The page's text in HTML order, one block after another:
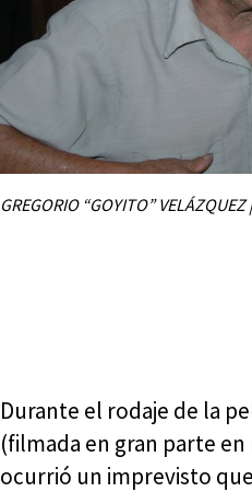
GREGORIO “GOYITO”
Durante el rodaje de la
(filmada en gran parte
ocurrió un imprevisto